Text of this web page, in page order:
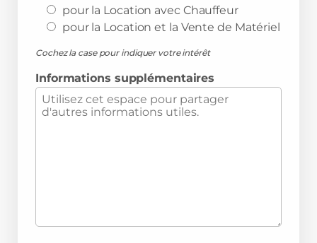
pour la Location avec Chauffeur
pour la Location et la Vente de Matériel
Cochez la case pour indiquer votre intérêt
Informations supplémentaires